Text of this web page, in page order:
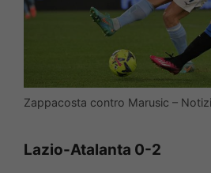
Zappacosta contro Marusic –
Lazio-Atalanta 0-2